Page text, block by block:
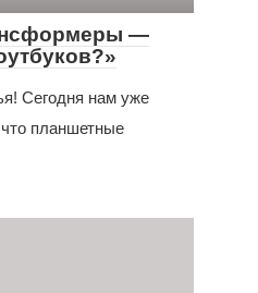
—
Сегодня нам уже
что планшетные